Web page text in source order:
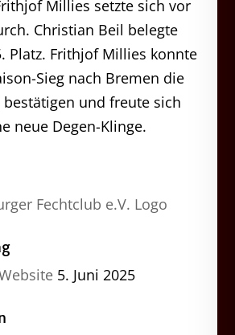
Millies setzte sich vor
Christian Beil belegte
Platz. Frithjof Millies konnte
Sieg nach Bremen die
bestätigen und freute sich
neue Degen-Klinge.
5. Juni 2025